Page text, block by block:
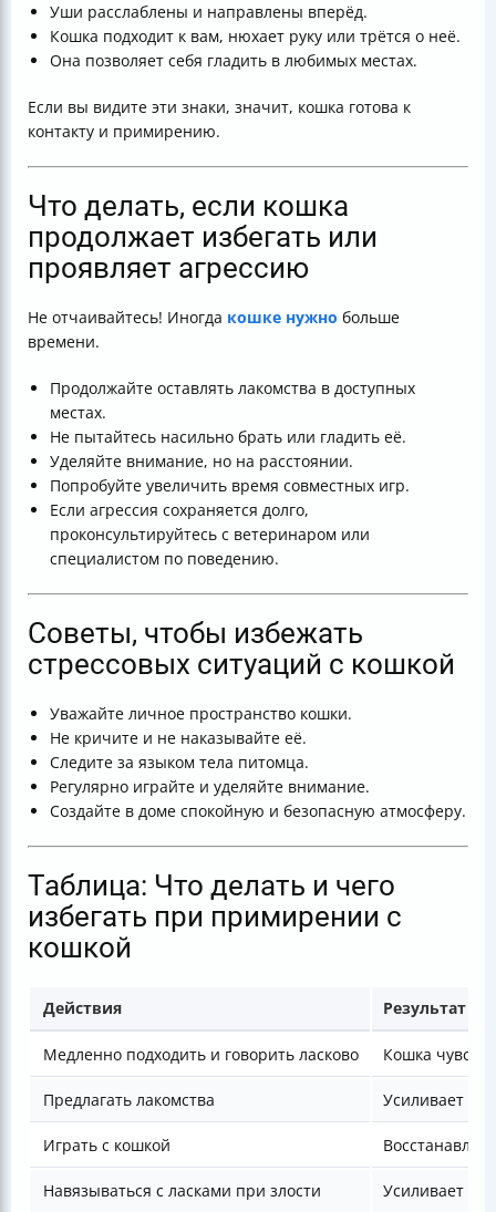
Уши расслаблены и направлены вперёд.
Кошка подходит к вам, нюхает руку или трётся о неё.
Она позволяет себя гладить в любимых местах.
Если вы видите эти знаки, значит, кошка готова к
контакту и примирению.
Что делать, если кошка
продолжает избегать или
проявляет агрессию
Не отчаивайтесь! Иногда кошке нужно больше
времени.
Продолжайте оставлять лакомства в доступных
местах.
Не пытайтесь насильно брать или гладить её.
Уделяйте внимание, но на расстоянии.
Попробуйте увеличить время совместных игр.
Если агрессия сохраняется долго,
проконсультируйтесь с ветеринаром или
специалистом по поведению.
Советы, чтобы избежать
стрессовых ситуаций с кошкой
Уважайте личное пространство кошки.
Не кричите и не наказывайте её.
Следите за языком тела питомца.
Регулярно играйте и уделяйте внимание.
Создайте в доме спокойную и безопасную атмосферу.
Таблица: Что делать и чего
избегать при примирении с
кошкой
Действия Результат
Медленно подходить и говорить ласково Кошка
Предлагать лакомства Усиливает
Играть с кошкой
Навязываться с ласками при злости Усиливает